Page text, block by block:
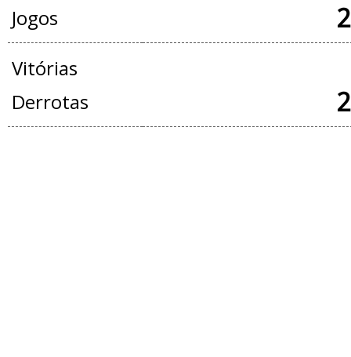
Jogos
Vitórias
Derrotas